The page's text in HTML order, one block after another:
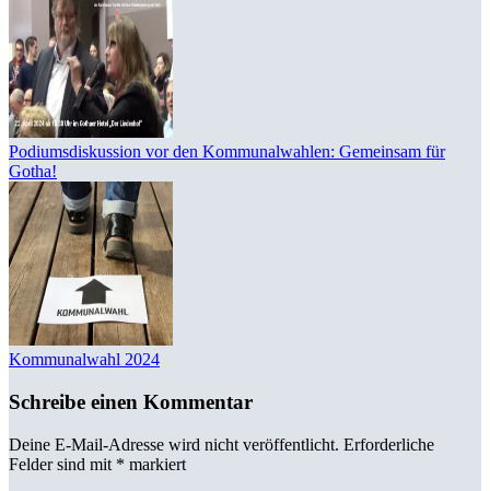
Podiumsdiskussion vor den Kommunalwahlen: Gemeinsam für
Gotha!
Kommunalwahl 2024
Schreibe einen Kommentar
Deine E-Mail-Adresse wird nicht veröffentlicht. Erforderliche
Felder sind mit * markiert